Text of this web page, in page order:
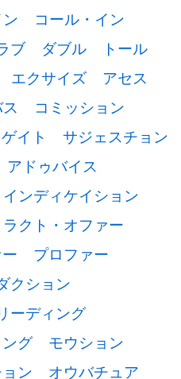
コール・イン
ブ ダブル
トール
エクサイズ
アセス
コミッション
イト
サジェスチョン
アドゥバイス
インディケイション
ラクト・オファー
プロファー
クション
ーディング
グ
モウション
ン
オウバチュア